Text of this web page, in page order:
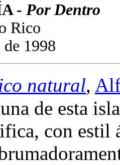
- Por Dentro
Rico
de 1998
natural,
de esta
con